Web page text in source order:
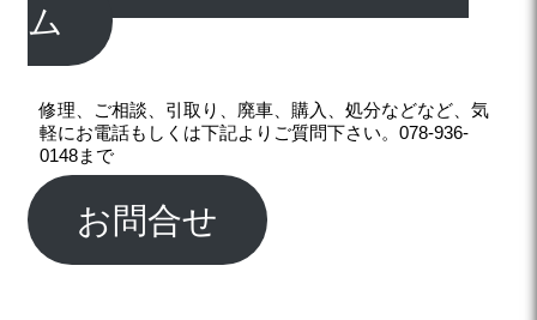
ム
修理、ご相談、引取り、廃車、購入、処分などなど、気
軽にお電話もしくは下記よりご質問下さい。078-936-
0148まで
お問合せ